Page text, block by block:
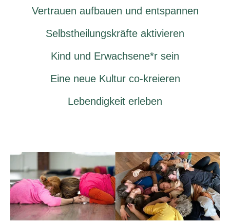
Vertrauen aufbauen und entspannen
Selbstheilungskräfte aktivieren
Kind und Erwachsene*r sein
Eine neue Kultur co-kreieren
Lebendigkeit erleben